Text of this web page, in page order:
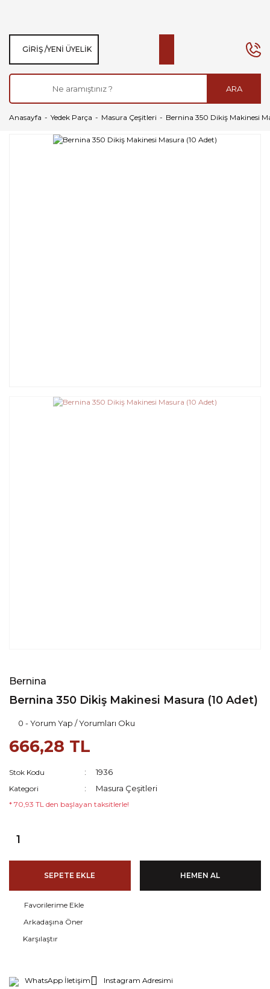
ARA
GIRIŞ /YENI ÜYELIK
Anasayfa Yedek Parça Masura Çeşitleri Bernina 350 Dikiş Makinesi
Bernina
Bernina 350 Dikiş Makinesi Masura (10 Adet)
0 - Yorum Yap / Yorumları Oku
666,28 TL
Stok Kodu 1936
Kategori Masura Çeşitleri
* 70,93 TL den başlayan taksitlerle!
SEPETE EKLE HEMEN AL
Arkadaşına Öner
Karşılaştır
WhatsApp İletişim Instagram Adresimi